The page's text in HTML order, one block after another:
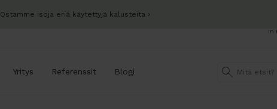
Ostamme isoja eriä käytettyjä kalusteita
In
Yritys Referenssit Blogi